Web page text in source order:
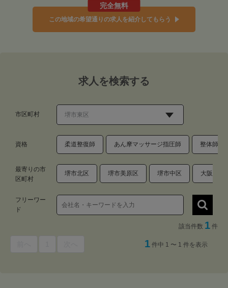
完全無料
この地域の希望通りの求人を紹介してもらう
求人を検索する
市区町村
資格 柔道整復師 あん摩マッサージ指圧師 整体師・
最寄りの市
区町村
堺市北区 堺市美原区 堺市中区 大阪狭山
フリーワー
ド
該当件数 1 件
1 件中 1 〜 1 件を表示